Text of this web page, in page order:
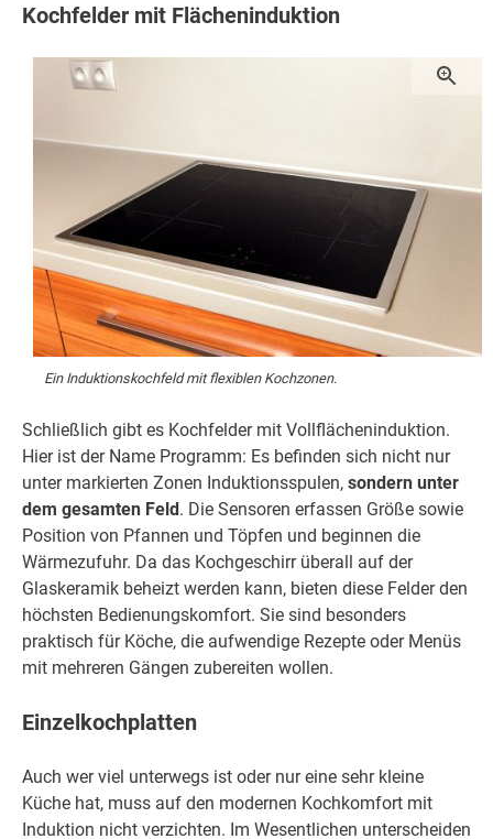
Kochfelder mit Flächeninduktion
Ein Induktionskochfeld mit flexiblen Kochzonen.
Schließlich gibt es Kochfelder mit Vollflächeninduktion.
Hier ist der Name Programm: Es befinden sich nicht nur
unter markierten Zonen Induktionsspulen, sondern unter
dem gesamten Feld. Die Sensoren erfassen Größe sowie
Position von Pfannen und Töpfen und beginnen die
Wärmezufuhr. Da das Kochgeschirr überall auf der
Glaskeramik beheizt werden kann, bieten diese Felder den
höchsten Bedienungskomfort. Sie sind besonders
praktisch für Köche, die aufwendige Rezepte oder Menüs
mit mehreren Gängen zubereiten wollen.
Einzelkochplatten
Auch wer viel unterwegs ist oder nur eine sehr kleine
Küche hat, muss auf den modernen Kochkomfort mit
Induktion nicht verzichten. Im Wesentlichen unterscheiden